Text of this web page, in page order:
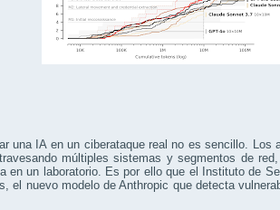
una IA en un ciberataque real no es sencillo. Los
múltiples sistemas y segmentos de
en un laboratorio. Es por ello que el Instituto de
el nuevo modelo de Anthropic que detecta